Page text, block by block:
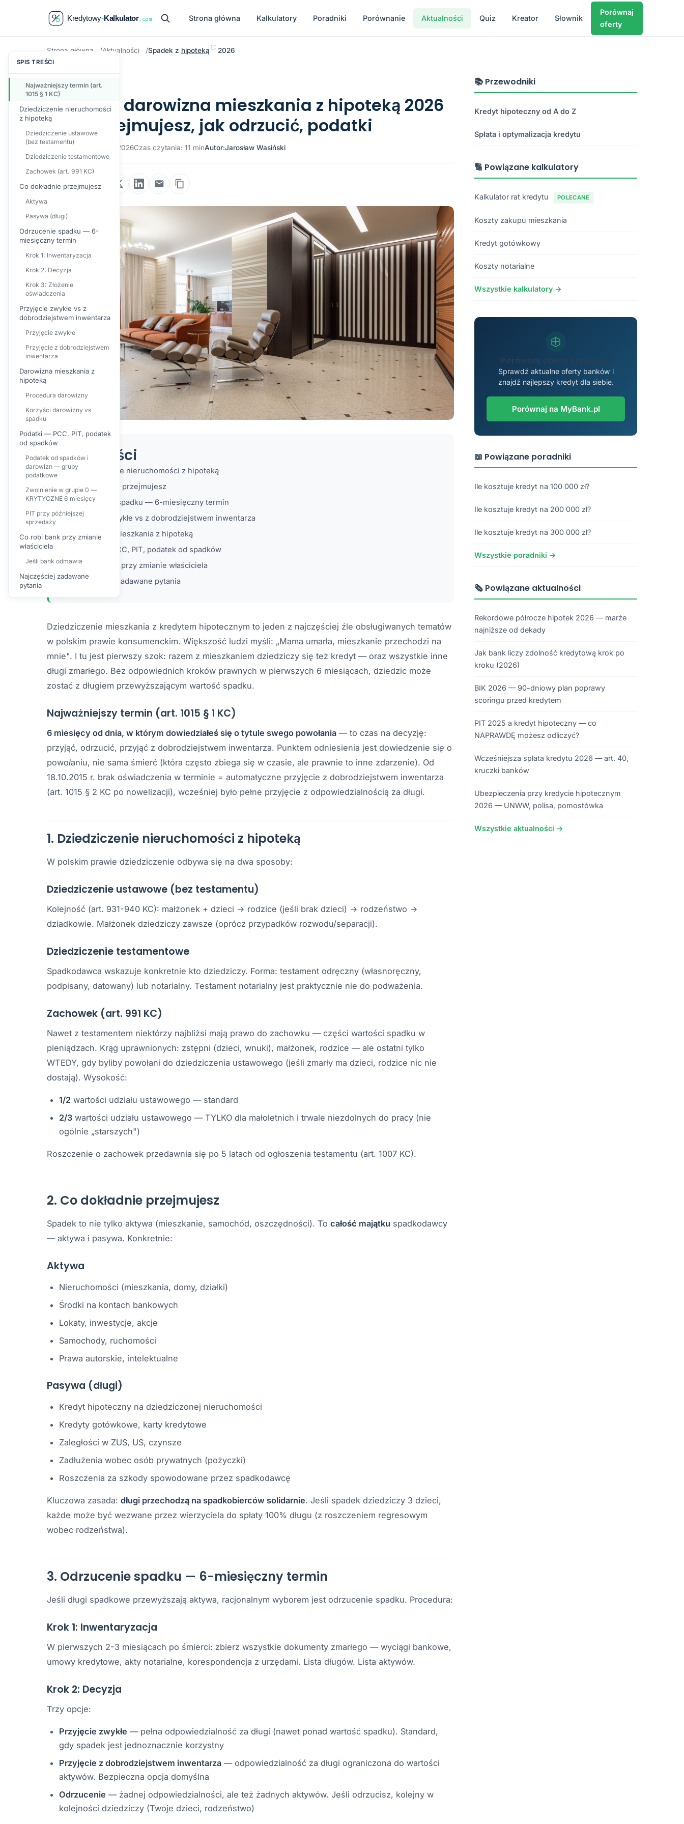
Strona główna Kalkulatory Poradniki Porównanie Aktualności Quiz Kreator Słownik
Porównaj
oferty
Strona główna Aktualności Spadek z hipoteką 2026
PRAWO
Spadek i darowizna mieszkania z hipoteką 2026
— co przejmujesz, jak odrzucić, podatki
Publikacja: 27 marca 2026Czas czytania: 11 minAutor:Jarosław Wasiński
Udostępnij:
Spis treści
Dziedziczenie nieruchomości z hipoteką
Co dokładnie przejmujesz
Odrzucenie spadku — 6-miesięczny termin
Przyjęcie zwykłe vs z dobrodziejstwem inwentarza
Darowizna mieszkania z hipoteką
Podatki — PCC, PIT, podatek od spadków
Co robi bank przy zmianie właściciela
Najczęściej zadawane pytania
Dziedziczenie mieszkania z kredytem hipotecznym to jeden z najczęściej źle obsługiwanych tematów
w polskim prawie konsumenckim. Większość ludzi myśli: „Mama umarła, mieszkanie przechodzi na
mnie". I tu jest pierwszy szok: razem z mieszkaniem dziedziczy się też kredyt — oraz wszystkie inne
długi zmarłego. Bez odpowiednich kroków prawnych w pierwszych 6 miesiącach, dziedzic może
zostać z długiem przewyższającym wartość spadku.
Najważniejszy termin (art. 1015 § 1 KC)
6 miesięcy od dnia, w którym dowiedziałeś się o tytule swego powołania — to czas na decyzję:
przyjąć, odrzucić, przyjąć z dobrodziejstwem inwentarza. Punktem odniesienia jest dowiedzenie się o
powołaniu, nie sama śmierć (która często zbiega się w czasie, ale prawnie to inne zdarzenie). Od
18.10.2015 r. brak oświadczenia w terminie = automatyczne przyjęcie z dobrodziejstwem inwentarza
(art. 1015 § 2 KC po nowelizacji), wcześniej było pełne przyjęcie z odpowiedzialnością za długi.
1. Dziedziczenie nieruchomości z hipoteką
W polskim prawie dziedziczenie odbywa się na dwa sposoby:
Dziedziczenie ustawowe (bez testamentu)
Kolejność (art. 931-940 KC): małżonek + dzieci → rodzice (jeśli brak dzieci) → rodzeństwo →
dziadkowie. Małżonek dziedziczy zawsze (oprócz przypadków rozwodu/separacji).
Dziedziczenie testamentowe
Spadkodawca wskazuje konkretnie kto dziedziczy. Forma: testament odręczny (własnoręczny,
podpisany, datowany) lub notarialny. Testament notarialny jest praktycznie nie do podważenia.
Zachowek (art. 991 KC)
Nawet z testamentem niektórzy najbliżsi mają prawo do zachowku — części wartości spadku w
pieniądzach. Krąg uprawnionych: zstępni (dzieci, wnuki), małżonek, rodzice — ale ostatni tylko
WTEDY, gdy byliby powołani do dziedziczenia ustawowego (jeśli zmarły ma dzieci, rodzice nic nie
dostają). Wysokość:
1/2 wartości udziału ustawowego — standard
2/3 wartości udziału ustawowego — TYLKO dla małoletnich i trwale niezdolnych do pracy (nie
ogólnie „starszych")
Roszczenie o zachowek przedawnia się po 5 latach od ogłoszenia testamentu (art. 1007 KC).
2. Co dokładnie przejmujesz
Spadek to nie tylko aktywa (mieszkanie, samochód, oszczędności). To całość majątku spadkodawcy
— aktywa i pasywa. Konkretnie:
Aktywa
Nieruchomości (mieszkania, domy, działki)
Środki na kontach bankowych
Lokaty, inwestycje, akcje
Samochody, ruchomości
Prawa autorskie, intelektualne
Pasywa (długi)
Kredyt hipoteczny na dziedziczonej nieruchomości
Kredyty gotówkowe, karty kredytowe
Zaległości w ZUS, US, czynsze
Zadłużenia wobec osób prywatnych (pożyczki)
Roszczenia za szkody spowodowane przez spadkodawcę
Kluczowa zasada: długi przechodzą na spadkobierców solidarnie. Jeśli spadek dziedziczy 3 dzieci,
każde może być wezwane przez wierzyciela do spłaty 100% długu (z roszczeniem regresowym
wobec rodzeństwa).
3. Odrzucenie spadku — 6-miesięczny termin
Jeśli długi spadkowe przewyższają aktywa, racjonalnym wyborem jest odrzucenie spadku. Procedura:
Krok 1: Inwentaryzacja
W pierwszych 2-3 miesiącach po śmierci: zbierz wszystkie dokumenty zmarłego — wyciągi bankowe,
umowy kredytowe, akty notarialne, korespondencja z urzędami. Lista długów. Lista aktywów.
Krok 2: Decyzja
Trzy opcje:
Przyjęcie zwykłe — pełna odpowiedzialność za długi (nawet ponad wartość spadku). Standard,
gdy spadek jest jednoznacznie korzystny
Przyjęcie z dobrodziejstwem inwentarza — odpowiedzialność za długi ograniczona do wartości
aktywów. Bezpieczna opcja domyślna
Odrzucenie — żadnej odpowiedzialności, ale też żadnych aktywów. Jeśli odrzucisz, kolejny w
kolejności dziedziczy (Twoje dzieci, rodzeństwo)
📚 Przewodniki
Kredyt hipoteczny od A do Z
Spłata i optymalizacja kredytu
🔢 Powiązane kalkulatory
Kalkulator rat kredytu POLECANE
Koszty zakupu mieszkania
Kredyt gotówkowy
Koszty notarialne
Wszystkie kalkulatory →
Porównaj oferty kredytów
Sprawdź aktualne oferty banków i
znajdź najlepszy kredyt dla siebie.
Porównaj na MyBank.pl
📖 Powiązane poradniki
Ile kosztuje kredyt na 100 000 zł?
Ile kosztuje kredyt na 200 000 zł?
Ile kosztuje kredyt na 300 000 zł?
Wszystkie poradniki →
🗞️ Powiązane aktualności
Rekordowe półrocze hipotek 2026 — marże
najniższe od dekady
Jak bank liczy zdolność kredytową krok po
kroku (2026)
BIK 2026 — 90-dniowy plan poprawy
scoringu przed kredytem
PIT 2025 a kredyt hipoteczny — co
NAPRAWDĘ możesz odliczyć?
Wcześniejsza spłata kredytu 2026 — art. 40,
kruczki banków
Ubezpieczenia przy kredycie hipotecznym
2026 — UNWW, polisa, pomostówka
Wszystkie aktualności →
SPIS TREŚCI
Najważniejszy termin (art.
1015 § 1 KC)
Dziedziczenie nieruchomości
z hipoteką
Dziedziczenie ustawowe
(bez testamentu)
Dziedziczenie testamentowe
Zachowek (art. 991 KC)
Co dokładnie przejmujesz
Aktywa
Pasywa (długi)
Odrzucenie spadku — 6-
miesięczny termin
Krok 1: Inwentaryzacja
Krok 2: Decyzja
Krok 3: Złożenie
oświadczenia
Przyjęcie zwykłe vs z
dobrodziejstwem inwentarza
Przyjęcie zwykłe
Przyjęcie z dobrodziejstwem
inwentarza
Darowizna mieszkania z
hipoteką
Procedura darowizny
Korzyści darowizny vs
spadku
Podatki — PCC, PIT, podatek
od spadków
Podatek od spadków i
darowizn — grupy
podatkowe
Zwolnienie w grupie 0 —
KRYTYCZNE 6 miesięcy
PIT przy późniejszej
sprzedaży
Co robi bank przy zmianie
właściciela
Jeśli bank odmawia
Najczęściej zadawane
pytania